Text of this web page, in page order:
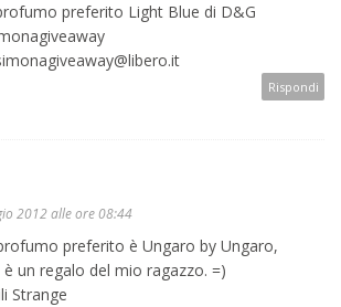
preferito Light Blue di D&G
Rispondi
2012 alle ore 08:44
preferito è Ungaro by Ungaro,
è un regalo del mio ragazzo. =)
Strange